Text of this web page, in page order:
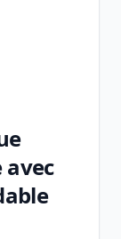
avec